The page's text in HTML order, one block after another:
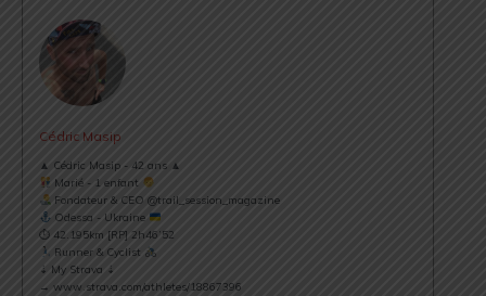
Cédric Masip
▲ Cédric Masip - 42 ans ▲
Marié - 1 enfant
Fondateur & CEO @trail_session_magazine
Odessa - Ukraine
⏱ 42.195km [RP] 2h46’52
Runner & Cyclist
⇣ My Strava ⇣
→ www.strava.com/athletes/18867396